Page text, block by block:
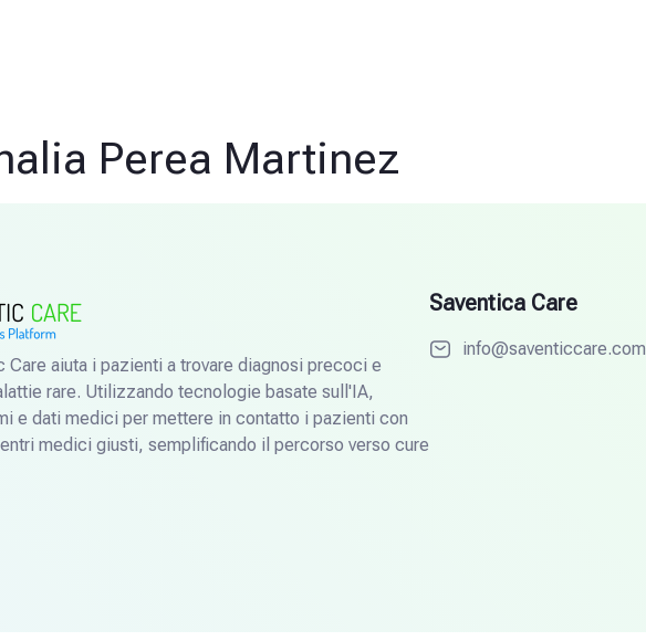
Perea Martinez
Care aiuta i pazienti a trovare diagnosi precoci e
rare. Utilizzando tecnologie basate sull'IA,
e dati medici per mettere in contatto i pazienti con
medici giusti, semplificando il percorso verso cure
Saventica Care
info@saventiccare.com